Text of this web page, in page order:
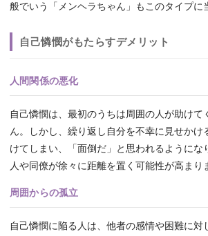
般でいう「メンヘラちゃん」もこのタイプに
自己憐憫がもたらすデメリット
人間関係の悪化
自己憐憫は、最初のうちは周囲の人が助けて
ん。しかし、繰り返し自分を不幸に見せかけ
けてしまい、「面倒だ」と思われるようにな
人や同僚が徐々に距離を置く可能性が高まり
周囲からの孤立
自己憐憫に陥る人は、他者の感情や困難に対